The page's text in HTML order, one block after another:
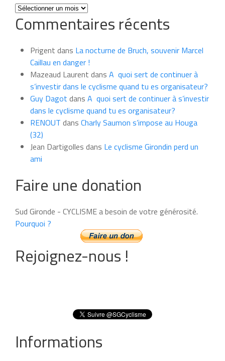
Toutes
les
news
mois
Commentaires récents
Prigent dans La nocturne de Bruch, souvenir Marcel
Caillau en danger !
Mazeaud Laurent dans A quoi sert de continuer à
s’investir dans le cyclisme quand tu es organisateur?
Guy Dagot dans A quoi sert de continuer à s’investir
dans le cyclisme quand tu es organisateur?
RENOUT dans Charly Saumon s’impose au Houga
(32)
Jean Dartigolles dans Le cyclisme Girondin perd un
ami
Faire une donation
Sud Gironde - CYCLISME a besoin de votre générosité.
Pourquoi ?
Rejoignez-nous !
Informations